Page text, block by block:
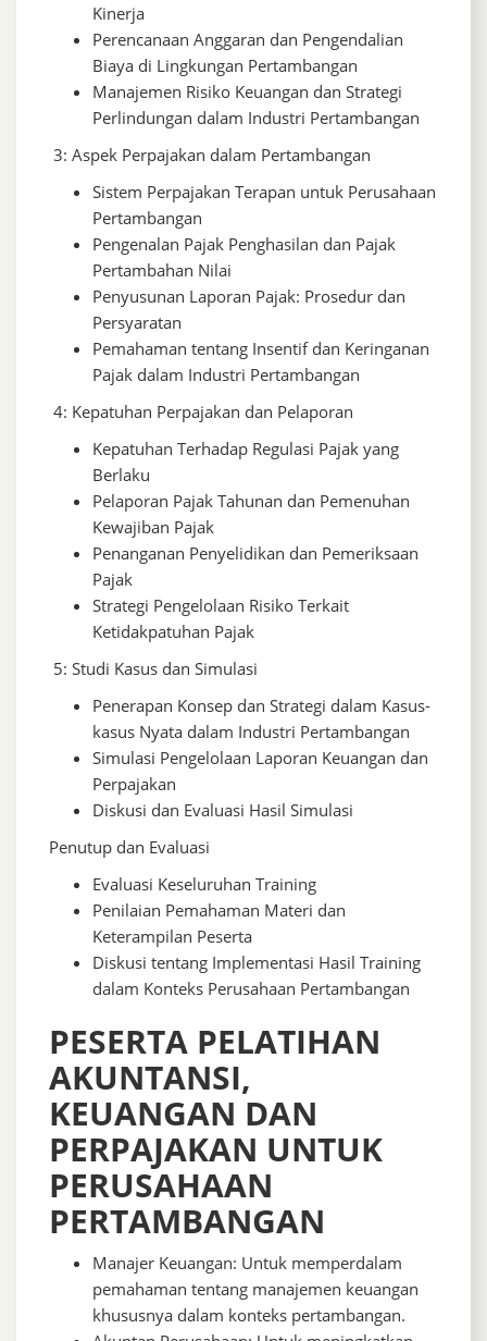
Kinerja
Perencanaan Anggaran dan Pengendalian
Biaya di Lingkungan Pertambangan
Manajemen Risiko Keuangan dan Strategi
Perlindungan dalam Industri Pertambangan
3: Aspek Perpajakan dalam Pertambangan
Sistem Perpajakan Terapan untuk Perusahaan
Pertambangan
Pengenalan Pajak Penghasilan dan Pajak
Pertambahan Nilai
Penyusunan Laporan Pajak: Prosedur dan
Persyaratan
Pemahaman tentang Insentif dan Keringanan
Pajak dalam Industri Pertambangan
4: Kepatuhan Perpajakan dan Pelaporan
Kepatuhan Terhadap Regulasi Pajak yang
Berlaku
Pelaporan Pajak Tahunan dan Pemenuhan
Kewajiban Pajak
Penanganan Penyelidikan dan Pemeriksaan
Pajak
Strategi Pengelolaan Risiko Terkait
Ketidakpatuhan Pajak
5: Studi Kasus dan Simulasi
Penerapan Konsep dan Strategi dalam Kasus-
kasus Nyata dalam Industri Pertambangan
Simulasi Pengelolaan Laporan Keuangan dan
Perpajakan
Diskusi dan Evaluasi Hasil Simulasi
Penutup dan Evaluasi
Evaluasi Keseluruhan Training
Penilaian Pemahaman Materi dan
Keterampilan Peserta
Diskusi tentang Implementasi Hasil Training
dalam Konteks Perusahaan Pertambangan
PESERTA PELATIHAN
AKUNTANSI,
KEUANGAN DAN
PERPAJAKAN UNTUK
PERUSAHAAN
PERTAMBANGAN
Manajer Keuangan: Untuk memperdalam
pemahaman tentang manajemen keuangan
khususnya dalam konteks pertambangan.